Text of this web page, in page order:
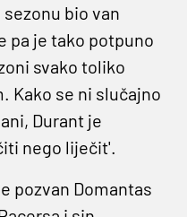
bio van
pa je tako potpuno
svako toliko
Kako se ni slučajno
Durant je
nego liječit'.
pozvan Domantas